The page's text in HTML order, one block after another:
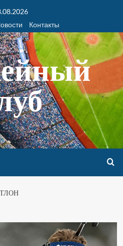
Контакты